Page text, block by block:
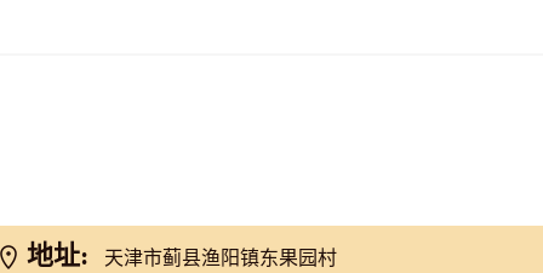
地址:
天津市蓟县渔阳镇东果园村